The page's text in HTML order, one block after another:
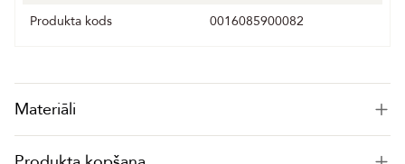
Produkta kods
0016085900082
Materiāli